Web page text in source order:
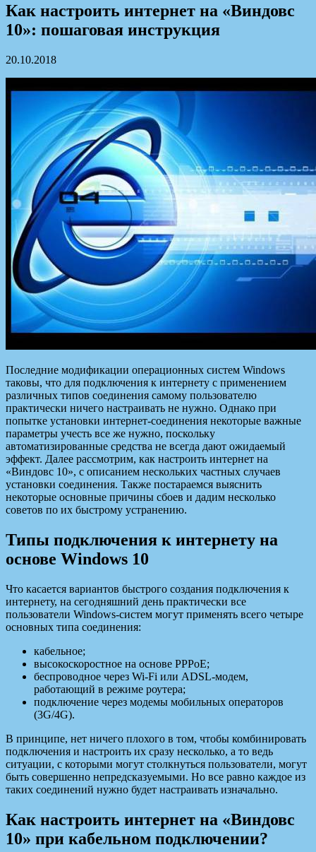
Как настроить интернет на «Виндовс
10»: пошаговая инструкция
20.10.2018
Последние модификации операционных систем Windows
таковы, что для подключения к интернету с применением
различных типов соединения самому пользователю
практически ничего настраивать не нужно. Однако при
попытке установки интернет-соединения некоторые важные
параметры учесть все же нужно, поскольку
автоматизированные средства не всегда дают ожидаемый
эффект. Далее рассмотрим, как настроить интернет на
«Виндовс 10», с описанием нескольких частных случаев
установки соединения. Также постараемся выяснить
некоторые основные причины сбоев и дадим несколько
советов по их быстрому устранению.
Типы подключения к интернету на
основе Windows 10
Что касается вариантов быстрого создания подключения к
интернету, на сегодняшний день практически все
пользователи Windows-систем могут применять всего четыре
основных типа соединения:
кабельное;
высокоскоростное на основе PPPoE;
беспроводное через Wi-Fi или ADSL-модем,
работающий в режиме роутера;
подключение через модемы мобильных операторов
(3G/4G).
В принципе, нет ничего плохого в том, чтобы комбинировать
подключения и настроить их сразу несколько, а то ведь
ситуации, с которыми могут столкнуться пользователи, могут
быть совершенно непредсказуемыми. Но все равно каждое из
таких соединений нужно будет настраивать изначально.
Как настроить интернет на «Виндовс
10» при кабельном подключении?